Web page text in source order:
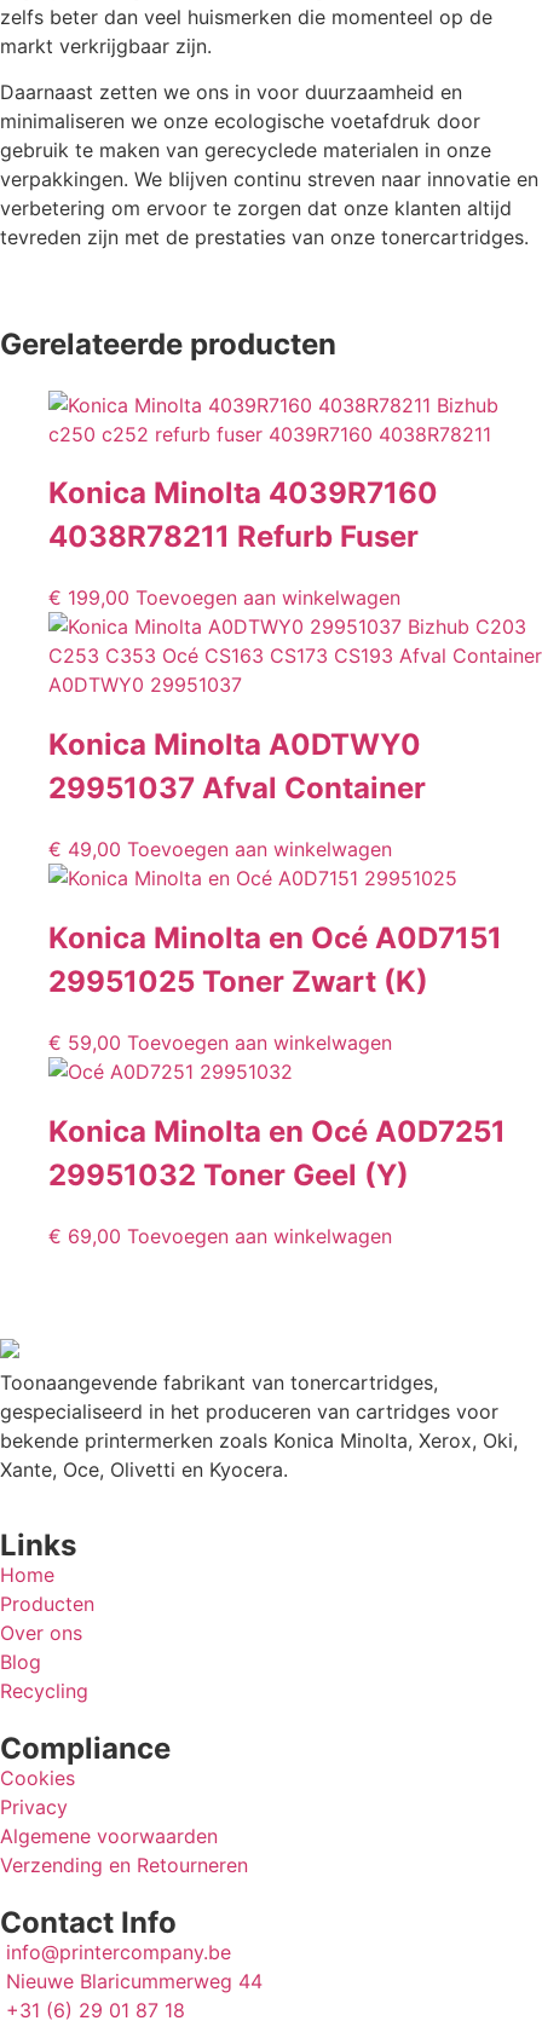
zelfs beter dan veel huismerken die momenteel op de
markt verkrijgbaar zijn.
Daarnaast zetten we ons in voor duurzaamheid en
minimaliseren we onze ecologische voetafdruk door
gebruik te maken van gerecyclede materialen in onze
verpakkingen. We blijven continu streven naar innovatie en
verbetering om ervoor te zorgen dat onze klanten altijd
tevreden zijn met de prestaties van onze tonercartridges.
Gerelateerde producten
Konica Minolta 4039R7160
4038R78211 Refurb Fuser
€ 199,00 Toevoegen aan winkelwagen
Konica Minolta A0DTWY0
29951037 Afval Container
€ 49,00 Toevoegen aan winkelwagen
Konica Minolta en Océ A0D7151
29951025 Toner Zwart (K)
€ 59,00 Toevoegen aan winkelwagen
Konica Minolta en Océ A0D7251
29951032 Toner Geel (Y)
€ 69,00 Toevoegen aan winkelwagen
Toonaangevende fabrikant van tonercartridges,
gespecialiseerd in het produceren van cartridges voor
bekende printermerken zoals Konica Minolta, Xerox, Oki,
Xante, Oce, Olivetti en Kyocera.
Links
Home
Producten
Over ons
Blog
Recycling
Compliance
Cookies
Privacy
Algemene voorwaarden
Verzending en Retourneren
Contact Info
info@printercompany.be
Nieuwe Blaricummerweg 44
+31 (6) 29 01 87 18